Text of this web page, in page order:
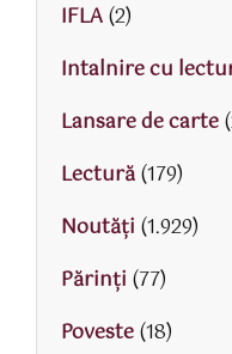
IFLA(2)
Intalnire cu
Lansare de carte
Lectură(179)
Noutăți (1.929)
Părinţi (77)
Poveste(18)